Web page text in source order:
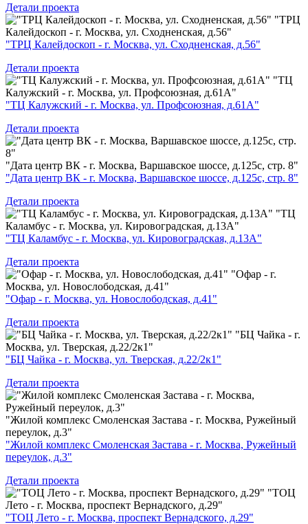
Детали проекта
"ТРЦ
Калейдоскоп - г. Москва, ул. Сходненская, д.56"
"ТРЦ Калейдоскоп - г. Москва, ул. Сходненская, д.56"
Детали проекта
"ТЦ
Калужский - г. Москва, ул. Профсоюзная, д.61А"
"ТЦ Калужский - г. Москва, ул. Профсоюзная, д.61А"
Детали проекта
"Дата центр ВК - г. Москва, Варшавское шоссе, д.125с, стр. 8"
"Дата центр ВК - г. Москва, Варшавское шоссе, д.125с, стр. 8"
Детали проекта
"ТЦ
Каламбус - г. Москва, ул. Кировоградская, д.13А"
"ТЦ Каламбус - г. Москва, ул. Кировоградская, д.13А"
Детали проекта
"Офар - г.
Москва, ул. Новослободская, д.41"
"Офар - г. Москва, ул. Новослободская, д.41"
Детали проекта
"БЦ Чайка - г.
Москва, ул. Тверская, д.22/2к1"
"БЦ Чайка - г. Москва, ул. Тверская, д.22/2к1"
Детали проекта
"Жилой комплекс Смоленская Застава - г. Москва, Ружейный
переулок, д.3"
"Жилой комплекс Смоленская Застава - г. Москва, Ружейный
переулок, д.3"
Детали проекта
"ТОЦ
Лето - г. Москва, проспект Вернадского, д.29"
"ТОЦ Лето - г. Москва, проспект Вернадского, д.29"